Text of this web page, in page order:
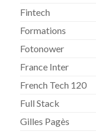
Fintech
Formations
Fotonower
France Inter
French Tech 120
Full Stack
Gilles Pagès